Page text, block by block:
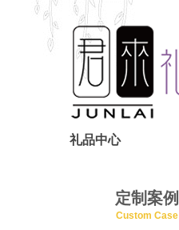
礼品中心
定制案例
Custom Case